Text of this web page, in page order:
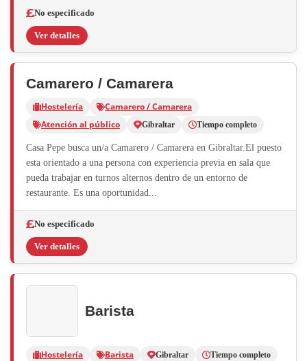
No especificado
Ver detalles
Camarero / Camarera
Hostelería
Camarero / Camarera
Atención al público
Gibraltar Tiempo completo
Casa Pepe busca un/a Camarero / Camarera en Gibraltar.El puesto
esta orientado a una persona con experiencia previa en sala que
pueda trabajar en turnos alternos dentro de un entorno de
restaurante. Es una oportunidad...
No especificado
Ver detalles
Barista
Hostelería Barista Gibraltar Tiempo completo